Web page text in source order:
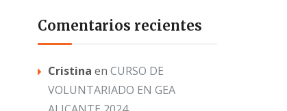
Comentarios recientes
Cristina en CURSO DE
VOLUNTARIADO EN GEA